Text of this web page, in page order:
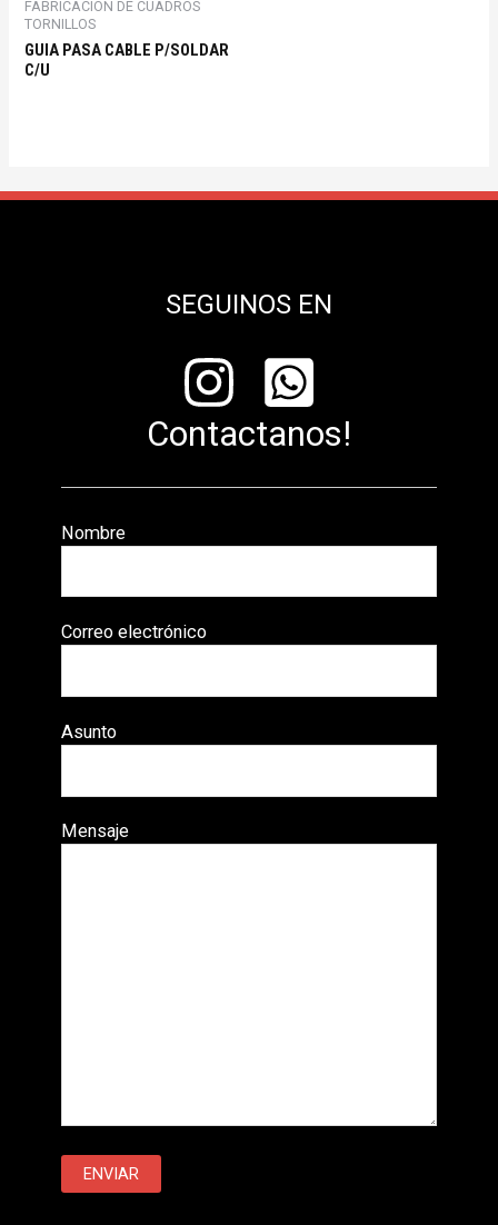
FABRICACION DE CUADROS
TORNILLOS
GUIA PASA CABLE P/SOLDAR
C/U
SEGUINOS EN
Contactanos!
Nombre
Correo electrónico
Asunto
Mensaje